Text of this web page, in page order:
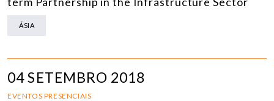
ÁSIA
04 SETEMBRO 2018
EVENTOS PRESENCIAIS